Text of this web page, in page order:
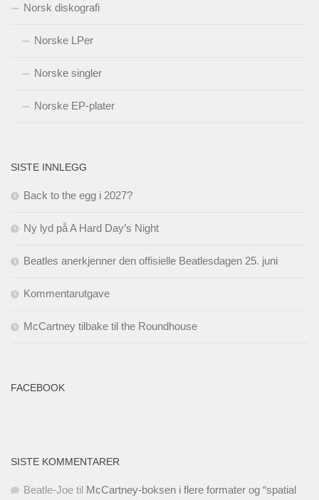
Norsk diskografi
Norske LPer
Norske singler
Norske EP-plater
SISTE INNLEGG
Back to the egg i 2027?
Ny lyd på A Hard Day’s Night
Beatles anerkjenner den offisielle Beatlesdagen 25. juni
Kommentarutgave
McCartney tilbake til the Roundhouse
FACEBOOK
SISTE KOMMENTARER
Beatle-Joe til McCartney-boksen i flere formater og “spatial